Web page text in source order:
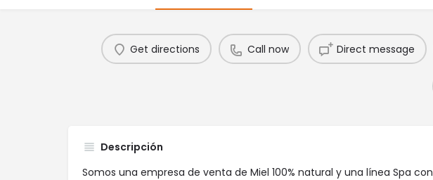
Get directions Call now Direct message
Descripción
Somos una empresa de venta de Miel 100% natural y una línea Spa con